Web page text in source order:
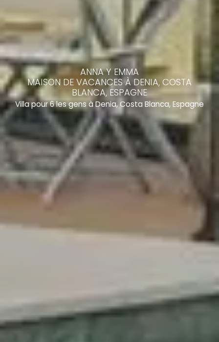
ANNA Y EMMA
MAISON DE VACANCES À DENIA, COSTA
BLANCA, ESPAGNE
Villa pour 6 les gens à Denia, Costa Blanca, Espagne